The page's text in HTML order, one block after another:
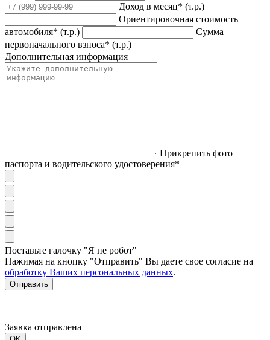
Доход в месяц* (т.р.)
Ориентировочная стоимость
автомобиля* (т.р.)
Сумма
первоначального взноса* (т.р.)
Дополнительная информация
Прикрепить фото
паспорта и водительского удостоверения*
Поставьте галочку "Я не робот"
Нажимая на кнопку "Отправить" Вы даете свое согласие на
обработку Ваших персональных данных.
Отправить
Заявка отправлена